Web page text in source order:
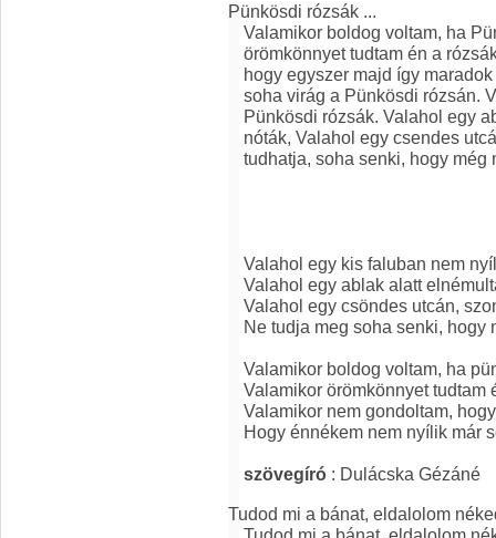
Pünkösdi rózsák ...
Valamikor boldog voltam, ha
örömkönnyet tudtam én a
hogy egyszer majd így
soha virág a Pünkösdi rózsán.
Pünkösdi rózsák. Valahol egy
nóták, Valahol egy csendes
tudhatja, soha senki, hogy még
Valahol egy kis faluban nem
Valahol egy ablak alatt
Valahol egy csöndes utcán,
Ne tudja meg soha senki, hogy
Valamikor boldog voltam, ha
Valamikor örömkönnyet tudtam
Valamikor nem gondoltam,
Hogy énnékem nem nyílik már
szövegíró : Dulácska Gézáné
Tudod mi a bánat, eldalolom